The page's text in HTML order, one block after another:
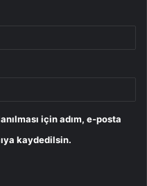
için adım, e-posta
kaydedilsin.